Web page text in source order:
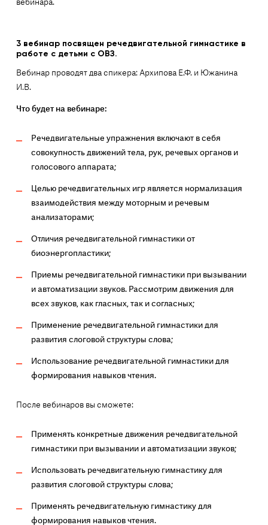
3 вебинар посвящен речедвигательной гимнастике в
работе с детьми с ОВЗ.
Вебинар проводят два спикера: Архипова Е.Ф. и Южанина
И.В.
Что будет на вебинаре:
Речедвигательные упражнения включают в себя
совокупность движений тела, рук, речевых органов и
голосового аппарата;
Целью речедвигательных игр является нормализация
взаимодействия между моторным и речевым
анализаторами;
Отличия речедвигательной гимнастики от
биоэнергопластики;
Приемы речедвигательной гимнастики при вызывании
и автоматизации звуков. Рассмотрим движения для
всех звуков, как гласных, так и согласных;
Применение речедвигательной гимнастики для
развития слоговой структуры слова;
Использование речедвигательной гимнастики для
формирования навыков чтения.
После вебинаров вы сможете:
Применять конкретные движения речедвигательной
гимнастики при вызывании и автоматизации звуков;
Использовать речедвигательную гимнастику для
развития слоговой структуры слова;
Применять речедвигательную гимнастику для
формирования навыков чтения.